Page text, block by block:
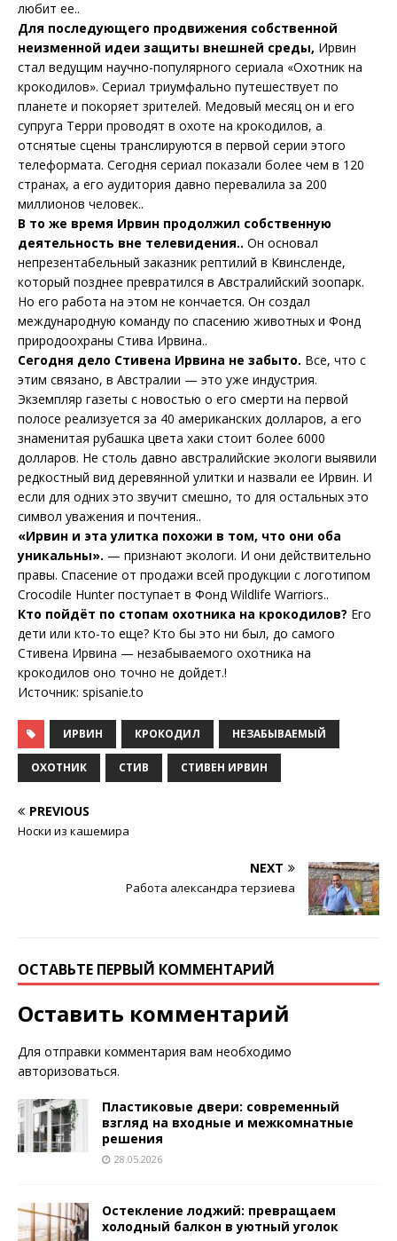
любит ее..
Для последующего продвижения собственной
неизменной идеи защиты внешней среды, Ирвин
стал ведущим научно-популярного сериала «Охотник на
крокодилов». Сериал триумфально путешествует по
планете и покоряет зрителей. Медовый месяц он и его
супруга Терри проводят в охоте на крокодилов, а
отснятые сцены транслируются в первой серии этого
телеформата. Сегодня сериал показали более чем в 120
странах, а его аудитория давно перевалила за 200
миллионов человек..
В то же время Ирвин продолжил собственную
деятельность вне телевидения.. Он основал
непрезентабельный заказник рептилий в Квинсленде,
который позднее превратился в Австралийский зоопарк.
Но его работа на этом не кончается. Он создал
международную команду по спасению животных и Фонд
природоохраны Стива Ирвина..
Сегодня дело Стивена Ирвина не забыто. Все, что с
этим связано, в Австралии — это уже индустрия.
Экземпляр газеты с новостью о его смерти на первой
полосе реализуется за 40 американских долларов, а его
знаменитая рубашка цвета хаки стоит более 6000
долларов. Не столь давно австралийские экологи выявили
редкостный вид деревянной улитки и назвали ее Ирвин. И
если для одних это звучит смешно, то для остальных это
символ уважения и почтения..
«Ирвин и эта улитка похожи в том, что они оба
уникальны». — признают экологи. И они действительно
правы. Спасение от продажи всей продукции с логотипом
Crocodile Hunter поступает в Фонд Wildlife Warriors..
Кто пойдёт по стопам охотника на крокодилов? Его
дети или кто-то еще? Кто бы это ни был, до самого
Стивена Ирвина — незабываемого охотника на
крокодилов оно точно не дойдет.!
Источник: spisanie.to
ИРВИН КРОКОДИЛ НЕЗАБЫВАЕМЫЙ
ОХОТНИК СТИВ СТИВЕН ИРВИН
PREVIOUS
Носки из кашемира
NEXT
Работа александра терзиева
ОСТАВЬТЕ ПЕРВЫЙ КОММЕНТАРИЙ
Оставить комментарий
Для отправки комментария вам необходимо
авторизоваться.
Пластиковые двери: современный
взгляд на входные и межкомнатные
решения
28.05.2026
Остекление лоджий: превращаем
холодный балкон в уютный уголок